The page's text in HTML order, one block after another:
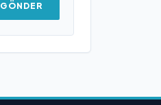
GÖNDER